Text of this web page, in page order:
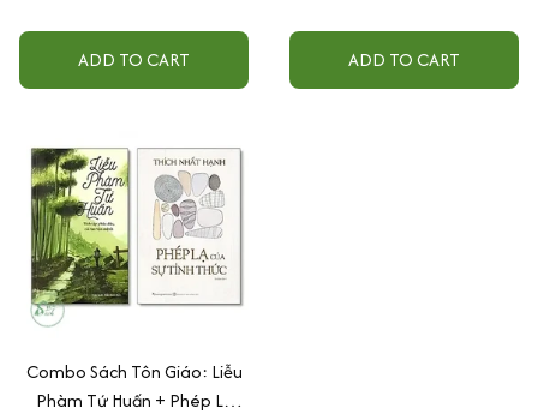
ADD TO CART
Này + Tỉnh Thức - Cuốn Sách
Khiến Bạn Bừng Tỉnh Giữa
Cuộc Đời Đầy Mê Muội)
ADD TO CART
Combo Sách Tôn Giáo: Liễu
Phàm Tứ Huấn + Phép Lạ